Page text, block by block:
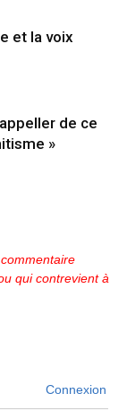
et la voix
de ce
»
qui contrevient à
Connexion